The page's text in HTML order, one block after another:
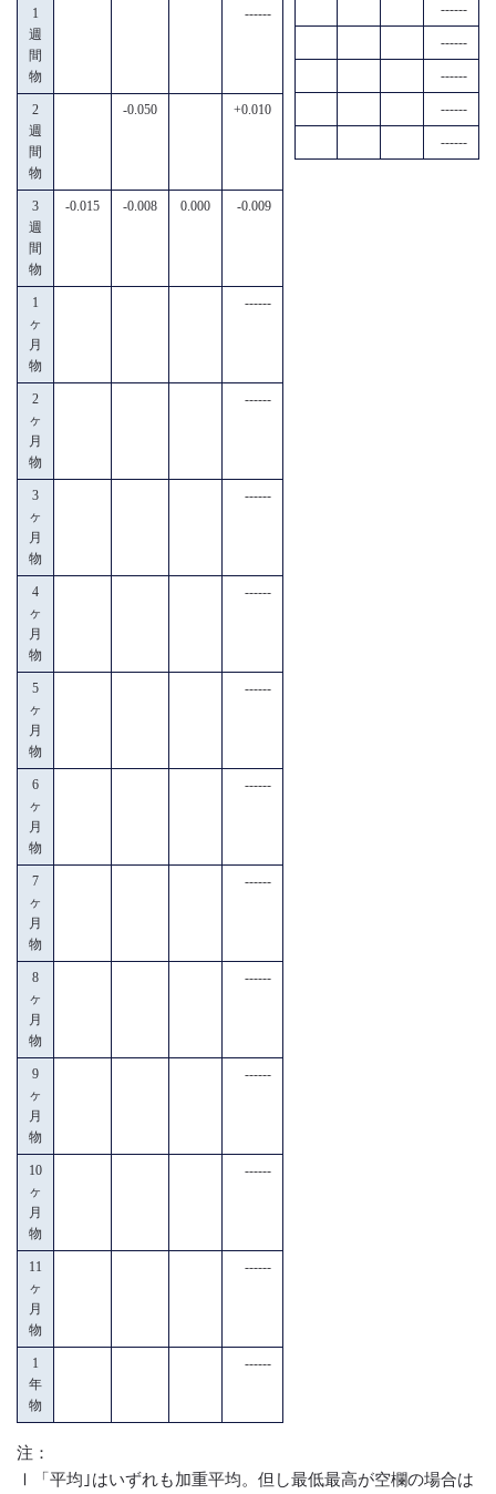
1
週
間
物
------
2
週
間
物
-0.050 +0.010
3
週
間
物
-0.015 -0.008 0.000 -0.009
1
ヶ
月
物
------
2
ヶ
月
物
------
3
ヶ
月
物
------
4
ヶ
月
物
------
5
ヶ
月
物
------
6
ヶ
月
物
------
7
ヶ
月
物
------
8
ヶ
月
物
------
9
ヶ
月
物
------
10
ヶ
月
物
------
11
ヶ
月
物
------
1
年
物
------
------
------
------
------
------
注：
Ⅰ「平均｣はいずれも加重平均。但し最低最高が空欄の場合は